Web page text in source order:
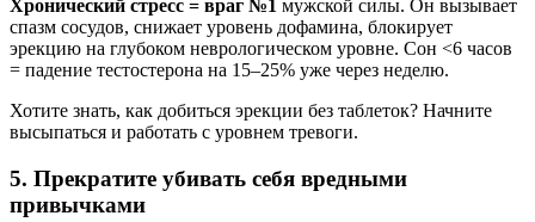
Хронический стресс = враг №1 мужской силы. Он вызывает
спазм сосудов, снижает уровень дофамина, блокирует
эрекцию на глубоком неврологическом уровне. Сон <6 часов
= падение тестостерона на 15–25% уже через неделю.
Хотите знать, как добиться эрекции без таблеток? Начните
высыпаться и работать с уровнем тревоги.
5. Прекратите убивать себя вредными
привычками